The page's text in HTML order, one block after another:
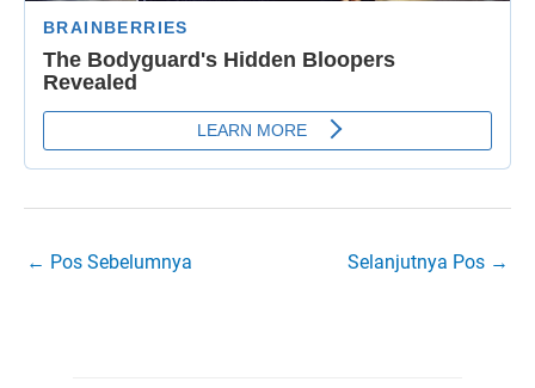
← Pos Sebelumnya Selanjutnya Pos →